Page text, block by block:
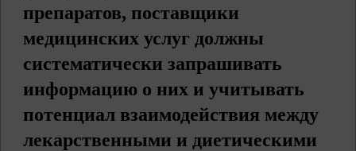
препаратов, поставщики
медицинских услуг должны
систематически запрашивать
информацию о них и учитывать
потенциал взаимодействия между
лекарственными и диетическими